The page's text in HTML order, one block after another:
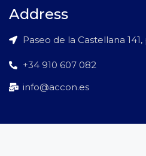
Address
Paseo de la Castellana
+34 910 607 082
info@accon.es